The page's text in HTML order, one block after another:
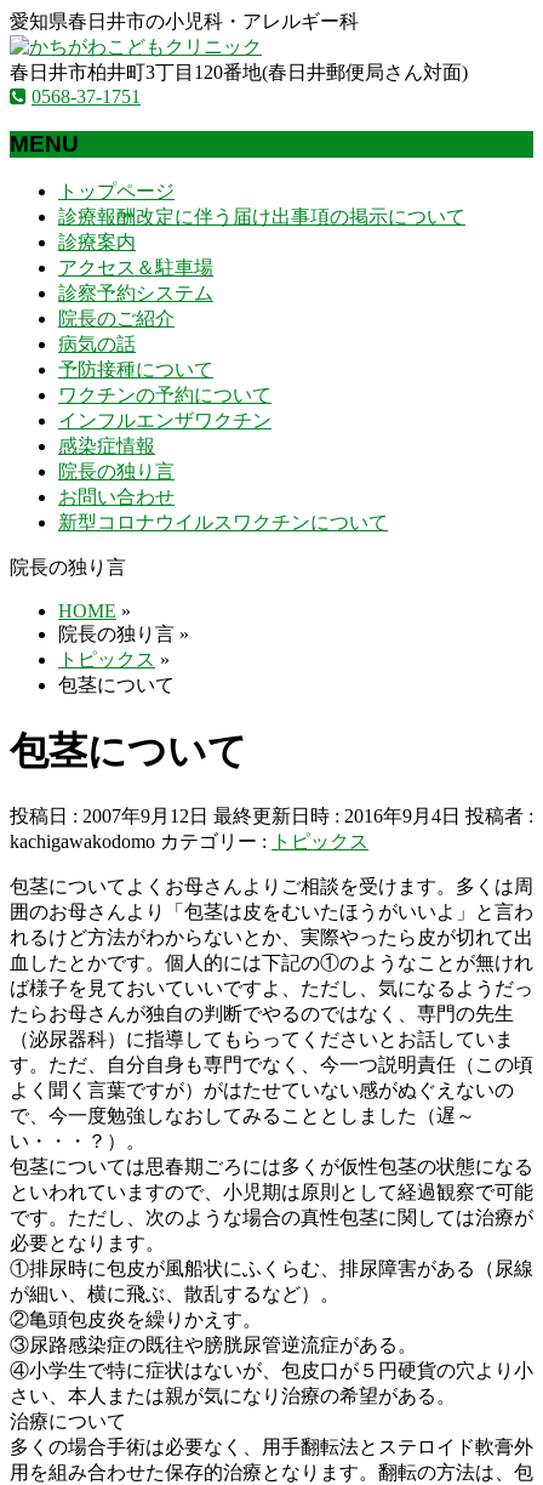
愛知県春日井市の小児科・アレルギー科
春日井市柏井町3丁目120番地(春日井郵便局さん対面)
0568-37-1751
MENU
トップページ
診療報酬改定に伴う届け出事項の掲示について
診療案内
アクセス＆駐車場
診察予約システム
院長のご紹介
病気の話
予防接種について
ワクチンの予約について
インフルエンザワクチン
感染症情報
院長の独り言
お問い合わせ
新型コロナウイルスワクチンについて
院長の独り言
HOME »
院長の独り言 »
トピックス »
包茎について
包茎について
投稿日 : 2007年9月12日 最終更新日時 : 2016年9月4日 投稿者 :
kachigawakodomo カテゴリー : トピックス
包茎についてよくお母さんよりご相談を受けます。多くは周
囲のお母さんより「包茎は皮をむいたほうがいいよ」と言わ
れるけど方法がわからないとか、実際やったら皮が切れて出
血したとかです。個人的には下記の①のようなことが無けれ
ば様子を見ておいていいですよ、ただし、気になるようだっ
たらお母さんが独自の判断でやるのではなく、専門の先生
（泌尿器科）に指導してもらってくださいとお話していま
す。ただ、自分自身も専門でなく、今一つ説明責任（この頃
よく聞く言葉ですが）がはたせていない感がぬぐえないの
で、今一度勉強しなおしてみることとしました（遅～
い・・・？）。
包茎については思春期ごろには多くが仮性包茎の状態になる
といわれていますので、小児期は原則として経過観察で可能
です。ただし、次のような場合の真性包茎に関しては治療が
必要となります。
①排尿時に包皮が風船状にふくらむ、排尿障害がある（尿線
が細い、横に飛ぶ、散乱するなど）。
②亀頭包皮炎を繰りかえす。
③尿路感染症の既往や膀胱尿管逆流症がある。
④小学生で特に症状はないが、包皮口が５円硬貨の穴より小
さい、本人または親が気になり治療の希望がある。
治療について
多くの場合手術は必要なく、用手翻転法とステロイド軟膏外
用を組み合わせた保存的治療となります。翻転の方法は、包